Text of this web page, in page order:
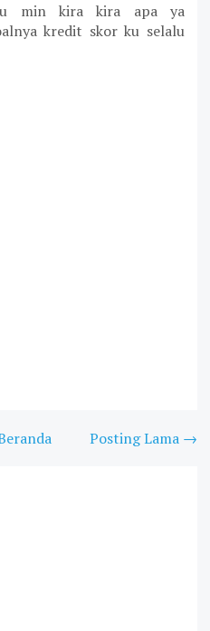
min kira kira apa ya
kredit skor ku selalu
Posting Lama →